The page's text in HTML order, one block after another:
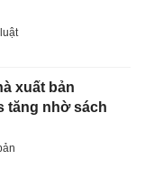
xuất bản
tăng nhờ sách